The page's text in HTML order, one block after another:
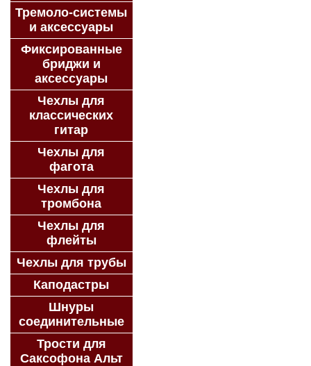
Тремоло-системы
и аксессуары
Фиксированные
бриджи и
аксессуары
Чехлы для
классических
гитар
Чехлы для
фагота
Чехлы для
тромбона
Чехлы для
флейты
Чехлы для трубы
Каподастры
Шнуры
соединительные
Трости для
Саксофона Альт